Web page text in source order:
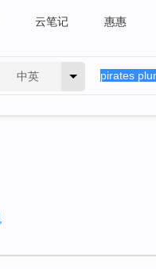
云笔记 惠惠
中英